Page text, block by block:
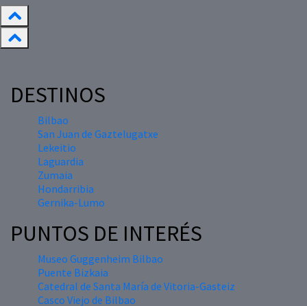
DESTINOS
Bilbao
San Juan de Gaztelugatxe
Lekeitio
Laguardia
Zumaia
Hondarribia
Gernika-Lumo
PUNTOS DE INTERÉS
Museo Guggenheim Bilbao
Puente Bizkaia
Catedral de Santa María de Vitoria-Gasteiz
Casco Viejo de Bilbao